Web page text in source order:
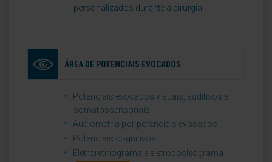
personalizados durante a cirurgia
ÁREA DE POTENCIAIS EVOCADOS
Potenciais evocados visuais, auditivos e
somatossensoriais
Audiometria por potenciais evocados
Potenciais cognitivos
Eletroretinograma e eletrococleograma